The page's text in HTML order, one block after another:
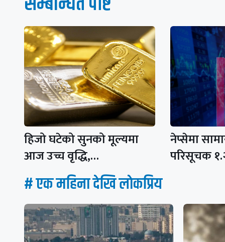
हिजो घटेको सुनको मूल्यमा
आज उच्च वृद्धि,…
नेप्सेमा
परिसूचक
# एक महिना देखि लाेकप्रिय